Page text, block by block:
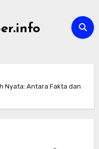
Nyata: Antara Fakta dan